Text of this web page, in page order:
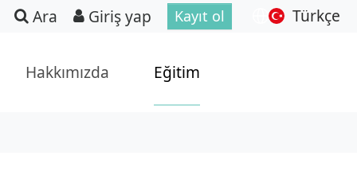
Ara Giriş yap Kayıt ol Türkçe
Hakkımızda Eğitim